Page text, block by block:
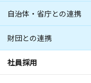
自治体・省庁との連携
財団との連携
社員採用